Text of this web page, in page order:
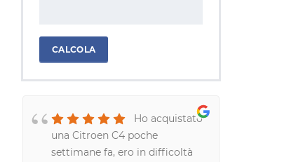
CALCOLA
Ho acquistato
una Citroen C4 poche
settimane fa, ero in difficoltà